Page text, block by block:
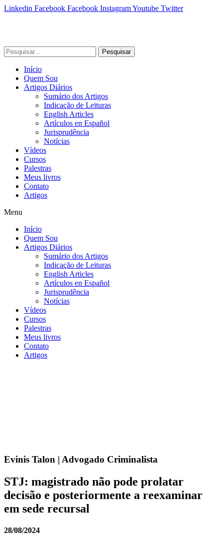
Linkedin Facebook Facebook InstagramYoutube Twitter
Pesquisar
Início
Quem Sou
Artigos Diários
Sumário dos Artigos
Indicação de Leituras
English Articles
Artículos en Español
Jurisprudência
Notícias
Vídeos
Cursos
Palestras
Meus livros
Contato
Artigos
Menu
Início
Quem Sou
Artigos Diários
Sumário dos Artigos
Indicação de Leituras
English Articles
Artículos en Español
Jurisprudência
Notícias
Vídeos
Cursos
Palestras
Meus livros
Contato
Artigos
Evinis Talon | Advogado Criminalista
STJ: magistrado não pode prolatar
decisão e posteriormente a reexaminar
em sede recursal
28/08/2024